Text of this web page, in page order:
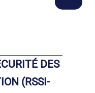
DES
(RSSI-